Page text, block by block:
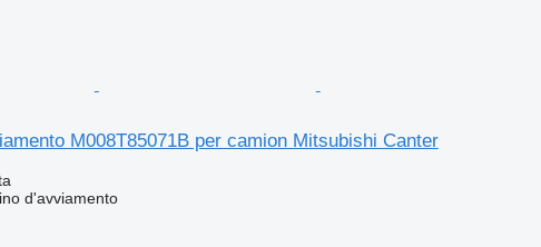
M008T85071B per camion Mitsubishi Canter
d'avviamento